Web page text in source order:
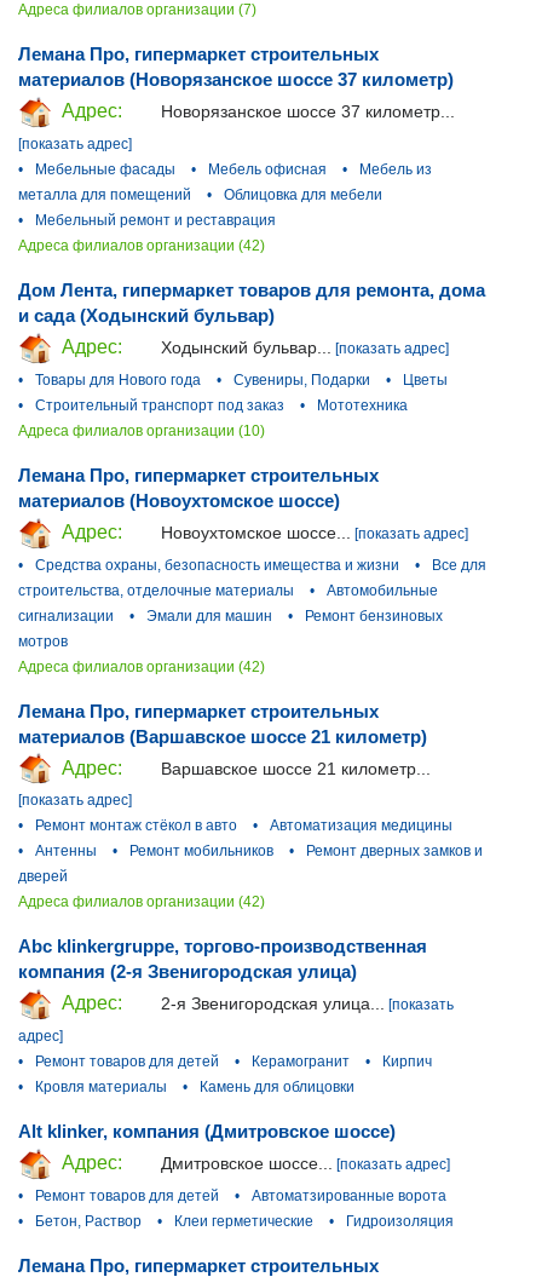
Адреса филиалов организации (7)
Лемана Про, гипермаркет строительных
материалов (Новорязанское шоссе 37 километр)
Адрес:
Новорязанское шоссе 37 километр...
[показать адрес]
•
Мебельные фасады • Мебель офисная •
Мебель из
металла для помещений
•
Облицовка для мебели
•
Мебельный ремонт и реставрация
Адреса филиалов организации (42)
Дом Лента, гипермаркет товаров для ремонта, дома
и сада (Ходынский бульвар)
Адрес:
Ходынский бульвар...
[показать адрес]
•
Товары для Нового года • Сувениры, Подарки •
Цветы
•
Строительный транспорт под заказ •
Мототехника
Адреса филиалов организации (10)
Лемана Про, гипермаркет строительных
материалов (Новоухтомское шоссе)
Адрес:
Новоухтомское шоссе...
[показать адрес]
•
Средства охраны, безопасность имещества и жизни •
Все для
строительства, отделочные материалы
•
Автомобильные
сигнализации
• Эмали для машин •
Ремонт бензиновых
мотров
Адреса филиалов организации (42)
Лемана Про, гипермаркет строительных
материалов (Варшавское шоссе 21 километр)
Адрес:
Варшавское шоссе 21 километр...
[показать адрес]
•
Ремонт монтаж стёкол в авто •
Автоматизация медицины
•
Антенны • Ремонт мобильников •
Ремонт дверных замков и
дверей
Адреса филиалов организации (42)
Abc klinkergruppe, торгово-производственная
компания (2-я Звенигородская улица)
Адрес:
2-я Звенигородская улица... [показать
адрес]
•
Ремонт товаров для детей • Керамогранит •
Кирпич
•
Кровля материалы • Камень для облицовки
Alt klinker, компания (Дмитровское шоссе)
Адрес:
Дмитровское шоссе... [показать адрес]
•
Ремонт товаров для детей •
Автоматзированные ворота
•
Бетон, Раствор • Клеи герметические • Гидроизоляция
Лемана Про, гипермаркет строительных